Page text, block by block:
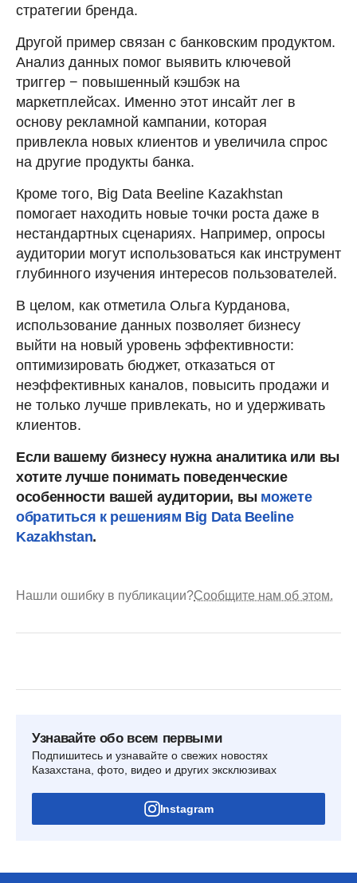
стратегии бренда.
Другой пример связан с банковским продуктом.
Анализ данных помог выявить ключевой
триггер − повышенный кэшбэк на
маркетплейсах. Именно этот инсайт лег в
основу рекламной кампании, которая
привлекла новых клиентов и увеличила спрос
на другие продукты банка.
Кроме того, Big Data Beeline Kazakhstan
помогает находить новые точки роста даже в
нестандартных сценариях. Например, опросы
аудитории могут использоваться как инструмент
глубинного изучения интересов пользователей.
В целом, как отметила Ольга Курданова,
использование данных позволяет бизнесу
выйти на новый уровень эффективности:
оптимизировать бюджет, отказаться от
неэффективных каналов, повысить продажи и
не только лучше привлекать, но и удерживать
клиентов.
Если вашему бизнесу нужна аналитика или вы
хотите лучше понимать поведенческие
особенности вашей аудитории, вы можете
обратиться к решениям Big Data Beeline
Kazakhstan.
Нашли ошибку в публикации?Сообщите нам об этом.
Узнавайте обо всем первыми
Подпишитесь и узнавайте о свежих новостях
Казахстана, фото, видео и других эксклюзивах
Instagram